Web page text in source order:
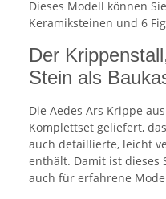
Dieses Modell können
Keramiksteinen und 6
Der
Stein als
Die Aedes Ars Krippe
Komplettset geliefert,
auch detaillierte, leicht
enthält. Damit ist dieses
auch für erfahrene